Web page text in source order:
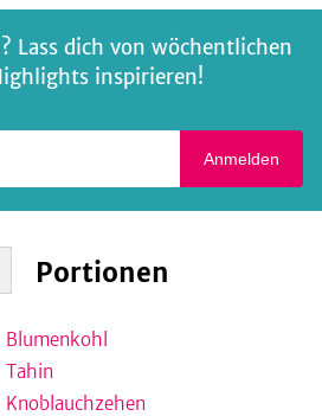
Lass dich von wöchentlichen
inspirieren!
Anmelden
Portionen
Blumenkohl
Tahin
Knoblauchzehen